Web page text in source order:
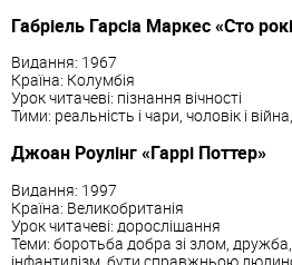
Габріель Гарсіа Маркес «Сто
Видання: 1967
Країна: Колумбія
Урок читачеві: пізнання вічності
Тими: реальність і чари, чоловік і
Джоан Роулінг «Гаррі Поттер»
Видання: 1997
Країна: Великобританія
Урок читачеві: дорослішання
Теми: боротьба добра зі злом, дружба,